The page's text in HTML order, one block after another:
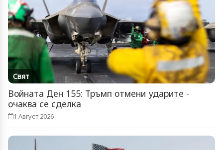
Свят
Войната Ден 155: Тръмп отмени ударите -
очаква се сделка
1 Август 2026